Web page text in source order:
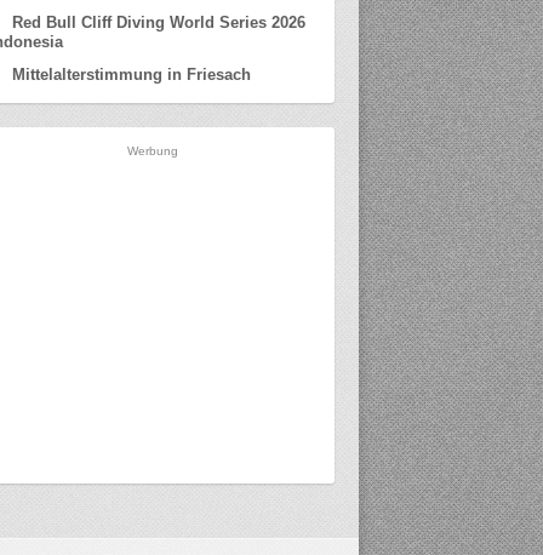
Red Bull Cliff Diving World Series 2026
Mittelalterstimmung in Friesach
Werbung